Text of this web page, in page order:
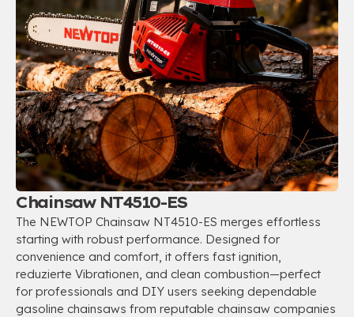
Chainsaw NT4510-ES
The NEWTOP Chainsaw NT4510-ES merges effortless
starting with robust performance. Designed for
convenience and comfort, it offers fast ignition,
reduzierte Vibrationen, and clean combustion—perfect
for professionals and DIY users seeking dependable
gasoline chainsaws from reputable chainsaw companies